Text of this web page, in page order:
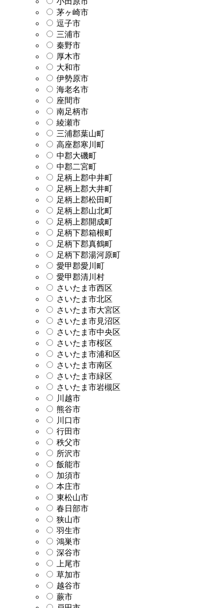
茅ヶ崎市
逗子市
三浦市
秦野市
厚木市
大和市
伊勢原市
海老名市
座間市
南足柄市
綾瀬市
三浦郡葉山町
高座郡寒川町
中郡大磯町
中郡二宮町
足柄上郡中井町
足柄上郡大井町
足柄上郡松田町
足柄上郡山北町
足柄上郡開成町
足柄下郡箱根町
足柄下郡真鶴町
足柄下郡湯河原町
愛甲郡愛川町
愛甲郡清川村
さいたま市西区
さいたま市北区
さいたま市大宮区
さいたま市見沼区
さいたま市中央区
さいたま市桜区
さいたま市浦和区
さいたま市南区
さいたま市緑区
さいたま市岩槻区
川越市
熊谷市
川口市
行田市
秩父市
所沢市
飯能市
加須市
本庄市
東松山市
春日部市
狭山市
羽生市
鴻巣市
深谷市
上尾市
草加市
越谷市
蕨市